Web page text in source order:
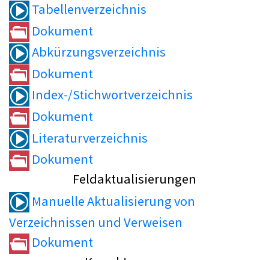
Tabellenverzeichnis
Dokument
Abkürzungsverzeichnis
Dokument
Index-/Stichwortverzeichnis
Dokument
Literaturverzeichnis
Dokument
Feldaktualisierungen
Manuelle Aktualisierung von
Verzeichnissen und Verweisen
Dokument